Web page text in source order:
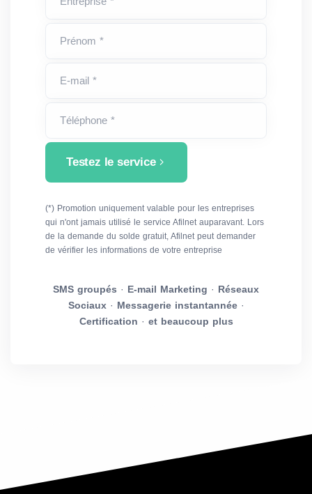
Prénom *
E-mail *
Téléphone *
Testez le service
(*) Promotion uniquement valable pour les entreprises
qui n'ont jamais utilisé le service Afilnet auparavant. Lors
de la demande du solde gratuit, Afilnet peut demander
de vérifier les informations de votre entreprise
SMS groupés · E-mail Marketing · Réseaux
Sociaux· Messagerie instantannée·
Certification · et beaucoup plus